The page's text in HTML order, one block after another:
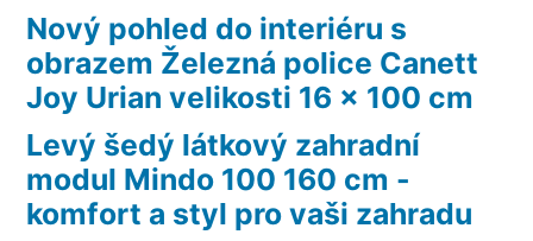
Nový pohled do interiéru s
obrazem Železná police Canett
Joy Urian velikosti 16 x 100 cm
Levý šedý látkový zahradní
modul Mindo 100 160 cm -
komfort a styl pro vaši zahradu